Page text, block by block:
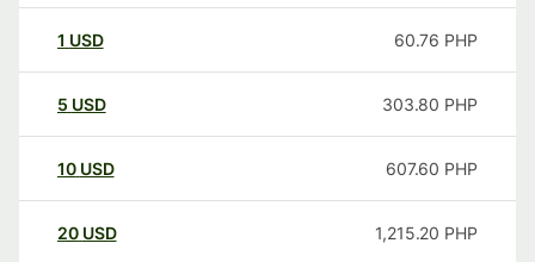
1 USD 60.76 PHP
5 USD 303.80 PHP
10 USD 607.60 PHP
20 USD 1,215.20 PHP